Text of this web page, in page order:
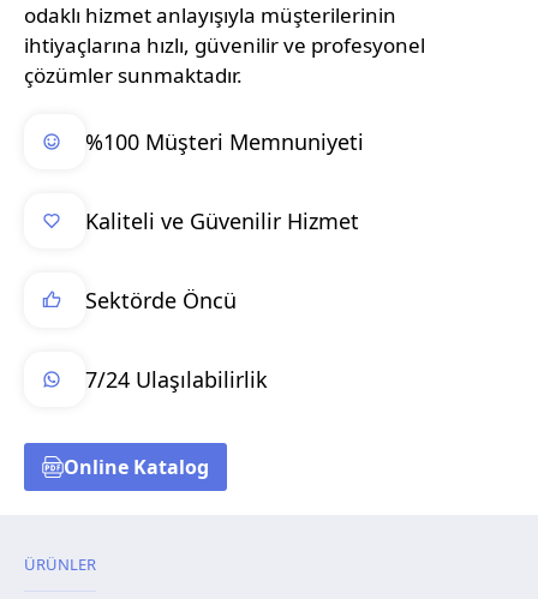
odaklı hizmet anlayışıyla müşterilerinin
ihtiyaçlarına hızlı, güvenilir ve profesyonel
çözümler sunmaktadır.
%100 Müşteri Memnuniyeti
Kaliteli ve Güvenilir Hizmet
Sektörde Öncü
7/24 Ulaşılabilirlik
Online Katalog
ÜRÜNLER